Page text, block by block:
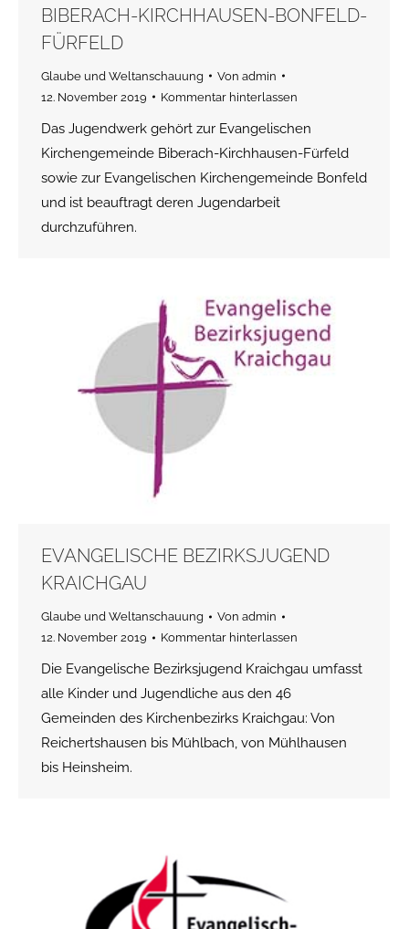
BIBERACH-KIRCHHAUSEN-BONFELD-
FÜRFELD
Glaube und Weltanschauung Von admin
12. November 2019
Kommentar hinterlassen
Das Jugendwerk gehört zur Evangelischen
Kirchengemeinde Biberach-Kirchhausen-Fürfeld
sowie zur Evangelischen Kirchengemeinde Bonfeld
und ist beauftragt deren Jugendarbeit
durchzuführen.
EVANGELISCHE BEZIRKSJUGEND
KRAICHGAU
Glaube und Weltanschauung Von admin
12. November 2019
Kommentar hinterlassen
Die Evangelische Bezirksjugend Kraichgau umfasst
alle Kinder und Jugendliche aus den 46
Gemeinden des Kirchenbezirks Kraichgau: Von
Reichertshausen bis Mühlbach, von Mühlhausen
bis Heinsheim.